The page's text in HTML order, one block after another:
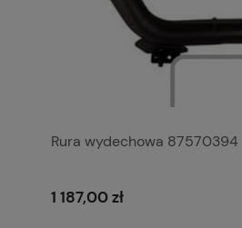
Rura wydechowa 87570394
1 187,00 zł